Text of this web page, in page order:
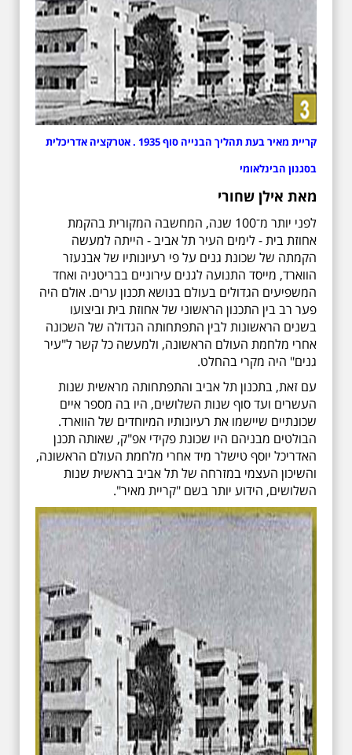
קריית מאיר בעת תהליך הבנייה סוף 1935 . אטרקציה אדריכלית
בסגנון הבינלאומי
מאת אילן שחורי
לפני יותר מ־100 שנה, המחשבה המקורית בהקמת
אחוזת בית - לימים העיר תל אביב - הייתה למעשה
הקמתה של שכונת גנים על פי רעיונותיו של אבנעזר
הווארד, מייסד התנועה לגנים עירוניים בבריטניה ואחד
המשפיעים הגדולים בעולם בנושא תכנון ערים. אולם היה
פער רב בין התכנון הראשוני של אחוזת בית וביצועו
בשנים הראשונות לבין התפתחותה הגדולה של השכונה
אחרי מלחמת העולם הראשונה, ולמעשה כל קשר ל"עיר
גנים" היה מקרי בהחלט.
עם זאת, בתכנון תל אביב והתפתחותה מראשית שנות
העשרים ועד סוף שנות השלושים, היו בה מספר איים
שכונתיים שיישמו את רעיונותיו המיוחדים של הווארד.
הבולטים מבניהם היו שכונת פקידי אפ"ק, שאותה תכנן
האדריכל יוסף טישלר מיד אחרי מלחמת העולם הראשונה,
והשיכון העצמי במזרחה של תל אביב בראשית שנות
השלושים, הידוע יותר בשם "קריית מאיר".